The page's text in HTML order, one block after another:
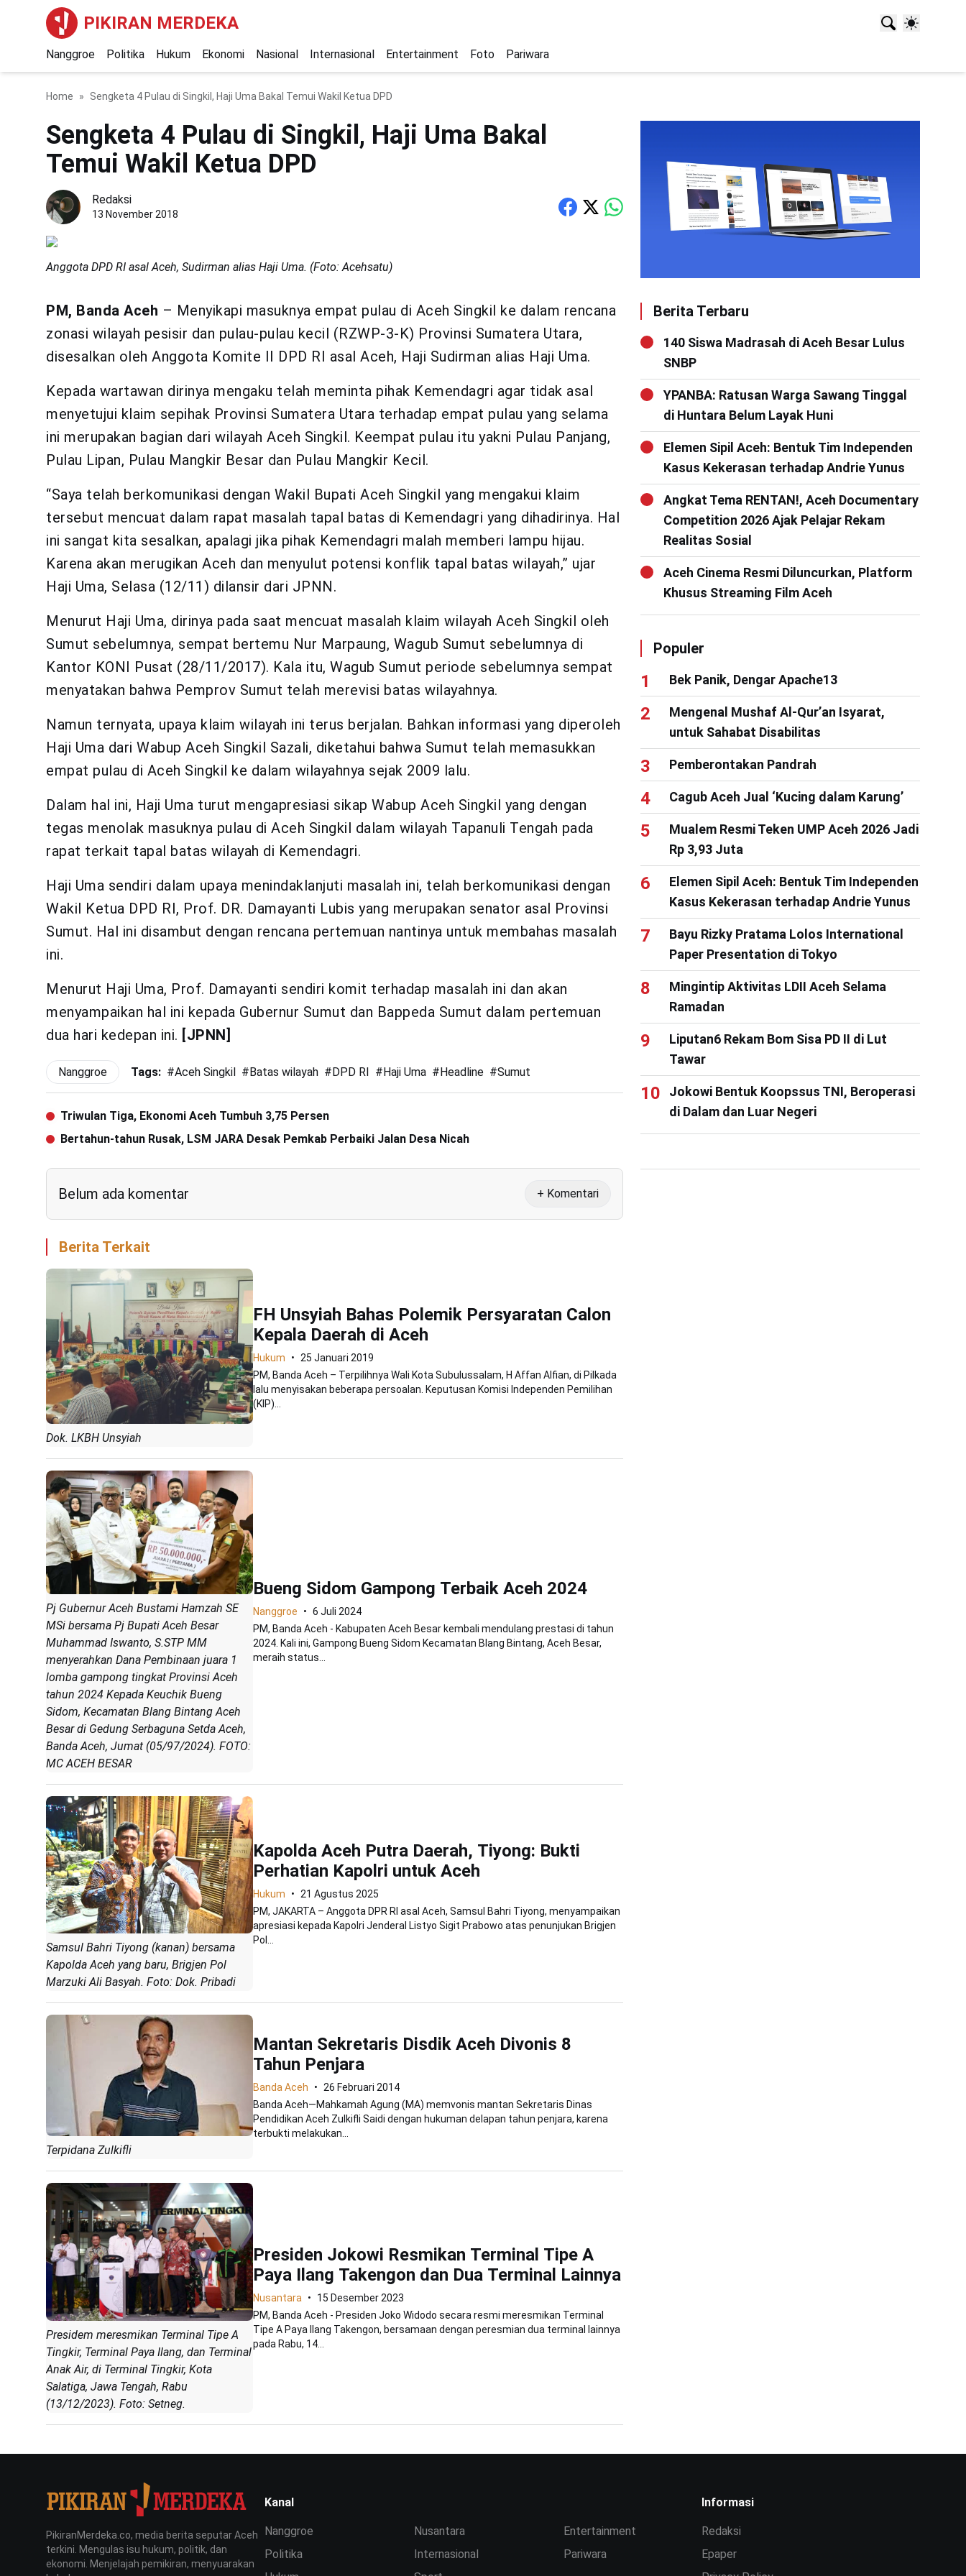
PIKIRAN MERDEKA
Nanggroe Politika Hukum Ekonomi Nasional Internasional Entertainment Foto Pariwara
Home Sengketa 4 Pulau di Singkil, Haji Uma Bakal Temui Wakil Ketua DPD
Sengketa 4 Pulau di Singkil, Haji Uma Bakal
Temui Wakil Ketua DPD
Redaksi
13 November 2018
Anggota DPD RI asal Aceh, Sudirman alias Haji Uma. (Foto: Acehsatu)
PM, Banda Aceh – Menyikapi masuknya empat pulau di Aceh Singkil ke dalam rencana
zonasi wilayah pesisir dan pulau-pulau kecil (RZWP-3-K) Provinsi Sumatera Utara,
disesalkan oleh Anggota Komite II DPD RI asal Aceh, Haji Sudirman alias Haji Uma.
Kepada wartawan dirinya mengaku telah meminta pihak Kemendagri agar tidak asal
menyetujui klaim sepihak Provinsi Sumatera Utara terhadap empat pulau yang selama
ini merupakan bagian dari wilayah Aceh Singkil. Keempat pulau itu yakni Pulau Panjang,
Pulau Lipan, Pulau Mangkir Besar dan Pulau Mangkir Kecil.
“Saya telah berkomunikasi dengan Wakil Bupati Aceh Singkil yang mengakui klaim
tersebut mencuat dalam rapat masalah tapal batas di Kemendagri yang dihadirinya. Hal
ini sangat kita sesalkan, apalagi jika pihak Kemendagri malah memberi lampu hijau.
Karena akan merugikan Aceh dan menyulut potensi konflik tapal batas wilayah,” ujar
Haji Uma, Selasa (12/11) dilansir dari JPNN.
Menurut Haji Uma, dirinya pada saat mencuat masalah klaim wilayah Aceh Singkil oleh
Sumut sebelumnya, sempat bertemu Nur Marpaung, Wagub Sumut sebelumnya di
Kantor KONI Pusat (28/11/2017). Kala itu, Wagub Sumut periode sebelumnya sempat
menyatakan bahwa Pemprov Sumut telah merevisi batas wilayahnya.
Namun ternyata, upaya klaim wilayah ini terus berjalan. Bahkan informasi yang diperoleh
Haji Uma dari Wabup Aceh Singkil Sazali, diketahui bahwa Sumut telah memasukkan
empat pulau di Aceh Singkil ke dalam wilayahnya sejak 2009 lalu.
Dalam hal ini, Haji Uma turut mengapresiasi sikap Wabup Aceh Singkil yang dengan
tegas menolak masuknya pulau di Aceh Singkil dalam wilayah Tapanuli Tengah pada
rapat terkait tapal batas wilayah di Kemendagri.
Haji Uma sendiri dalam upaya menindaklanjuti masalah ini, telah berkomunikasi dengan
Wakil Ketua DPD RI, Prof. DR. Damayanti Lubis yang merupakan senator asal Provinsi
Sumut. Hal ini disambut dengan rencana pertemuan nantinya untuk membahas masalah
ini.
Menurut Haji Uma, Prof. Damayanti sendiri komit terhadap masalah ini dan akan
menyampaikan hal ini kepada Gubernur Sumut dan Bappeda Sumut dalam pertemuan
dua hari kedepan ini. [JPNN]
Nanggroe Tags: #Aceh Singkil #Batas wilayah #DPD RI #Haji Uma #Headline #Sumut
Triwulan Tiga, Ekonomi Aceh Tumbuh 3,75 Persen
Bertahun-tahun Rusak, LSM JARA Desak Pemkab Perbaiki Jalan Desa Nicah
Belum ada komentar + Komentari
Berita Terkait
Dok. LKBH Unsyiah
FH Unsyiah Bahas Polemik Persyaratan Calon
Kepala Daerah di Aceh
Hukum
25 Januari 2019
PM, Banda Aceh – Terpilihnya Wali Kota Subulussalam, H Affan Alfian, di Pilkada
lalu menyisakan beberapa persoalan. Keputusan Komisi Independen Pemilihan
(KIP)...
Pj Gubernur Aceh Bustami Hamzah SE
MSi bersama Pj Bupati Aceh Besar
Muhammad Iswanto, S.STP MM
menyerahkan Dana Pembinaan juara 1
lomba gampong tingkat Provinsi Aceh
tahun 2024 Kepada Keuchik Bueng
Sidom, Kecamatan Blang Bintang Aceh
Besar di Gedung Serbaguna Setda Aceh,
Banda Aceh, Jumat (05/97/2024). FOTO:
MC ACEH BESAR
Bueng Sidom Gampong Terbaik Aceh 2024
Nanggroe
6 Juli 2024
PM, Banda Aceh - Kabupaten Aceh Besar kembali mendulang prestasi di tahun
2024. Kali ini, Gampong Bueng Sidom Kecamatan Blang Bintang, Aceh Besar,
meraih status...
Samsul Bahri Tiyong (kanan) bersama
Kapolda Aceh yang baru, Brigjen Pol
Marzuki Ali Basyah. Foto: Dok. Pribadi
Kapolda Aceh Putra Daerah, Tiyong: Bukti
Perhatian Kapolri untuk Aceh
Hukum
21 Agustus 2025
PM, JAKARTA – Anggota DPR RI asal Aceh, Samsul Bahri Tiyong, menyampaikan
apresiasi kepada Kapolri Jenderal Listyo Sigit Prabowo atas penunjukan Brigjen
Pol...
Terpidana Zulkifli
Mantan Sekretaris Disdik Aceh Divonis 8
Tahun Penjara
Banda Aceh
26 Februari 2014
Banda Aceh—Mahkamah Agung (MA) memvonis mantan Sekretaris Dinas
Pendidikan Aceh Zulkifli Saidi dengan hukuman delapan tahun penjara, karena
terbukti melakukan...
Presidem meresmikan Terminal Tipe A
Tingkir, Terminal Paya Ilang, dan Terminal
Anak Air, di Terminal Tingkir, Kota
Salatiga, Jawa Tengah, Rabu
(13/12/2023). Foto: Setneg.
Presiden Jokowi Resmikan Terminal Tipe A
Paya Ilang Takengon dan Dua Terminal Lainnya
Nusantara
15 Desember 2023
PM, Banda Aceh - Presiden Joko Widodo secara resmi meresmikan Terminal
Tipe A Paya Ilang Takengon, bersamaan dengan peresmian dua terminal lainnya
pada Rabu, 14...
Berita Terbaru
140 Siswa Madrasah di Aceh Besar Lulus
SNBP
YPANBA: Ratusan Warga Sawang Tinggal
di Huntara Belum Layak Huni
Elemen Sipil Aceh: Bentuk Tim Independen
Kasus Kekerasan terhadap Andrie Yunus
Angkat Tema RENTAN!, Aceh Documentary
Competition 2026 Ajak Pelajar Rekam
Realitas Sosial
Aceh Cinema Resmi Diluncurkan, Platform
Khusus Streaming Film Aceh
Populer
Bek Panik, Dengar Apache13
Mengenal Mushaf Al-Qur’an Isyarat,
untuk Sahabat Disabilitas
Pemberontakan Pandrah
Cagub Aceh Jual ‘Kucing dalam Karung’
Mualem Resmi Teken UMP Aceh 2026 Jadi
Rp 3,93 Juta
Elemen Sipil Aceh: Bentuk Tim Independen
Kasus Kekerasan terhadap Andrie Yunus
Bayu Rizky Pratama Lolos International
Paper Presentation di Tokyo
Mingintip Aktivitas LDII Aceh Selama
Ramadan
Liputan6 Rekam Bom Sisa PD II di Lut
Tawar
Jokowi Bentuk Koopssus TNI, Beroperasi
di Dalam dan Luar Negeri
PikiranMerdeka.co, media berita seputar Aceh
terkini. Mengulas isu hukum, politik, dan
ekonomi. Menjelajah pemikiran, menyuarakan
Kanal
Nanggroe
Politika
Nusantara
Internasional
Entertainment
Pariwara
Informasi
Redaksi
Epaper